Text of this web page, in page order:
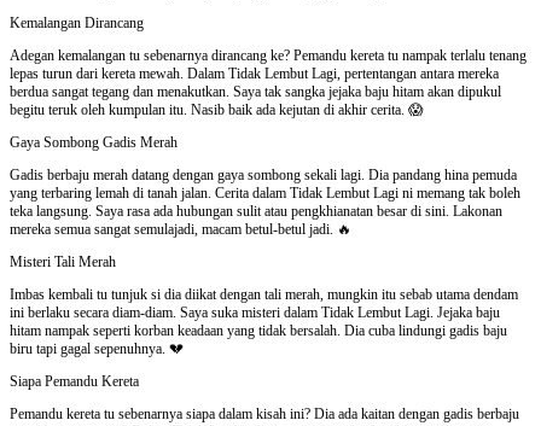
Kemalangan Dirancang
Adegan kemalangan tu sebenarnya dirancang ke? Pemandu kereta tu nampak terlalu tenang
lepas turun dari kereta mewah. Dalam Tidak Lembut Lagi, pertentangan antara mereka
berdua sangat tegang dan menakutkan. Saya tak sangka jejaka baju hitam akan dipukul
begitu teruk oleh kumpulan itu. Nasib baik ada kejutan di akhir cerita. 😱
Gaya Sombong Gadis Merah
Gadis berbaju merah datang dengan gaya sombong sekali lagi. Dia pandang hina pemuda
yang terbaring lemah di tanah jalan. Cerita dalam Tidak Lembut Lagi ni memang tak boleh
teka langsung. Saya rasa ada hubungan sulit atau pengkhianatan besar di sini. Lakonan
mereka semua sangat semulajadi, macam betul-betul jadi. 🔥
Misteri Tali Merah
Imbas kembali tu tunjuk si dia diikat dengan tali merah, mungkin itu sebab utama dendam
ini berlaku secara diam-diam. Saya suka misteri dalam Tidak Lembut Lagi. Jejaka baju
hitam nampak seperti korban keadaan yang tidak bersalah. Dia cuba lindungi gadis baju
biru tapi gagal sepenuhnya. 💔
Siapa Pemandu Kereta
Pemandu kereta tu sebenarnya siapa dalam kisah ini? Dia ada kaitan dengan gadis berbaju